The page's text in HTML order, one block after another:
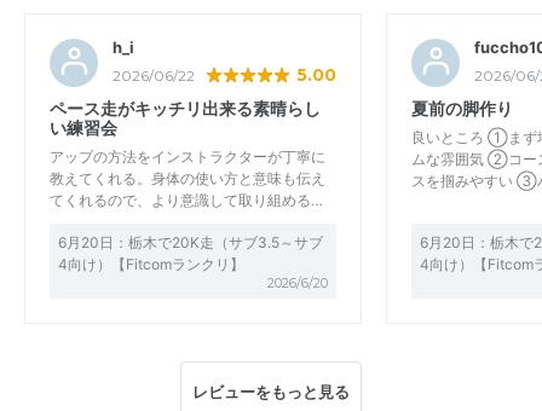
h_i
2026/06/22 5.00
ペース走がキッチリ出来る素晴らし
い練習会
アップの方法をインストラクターが丁寧に
教えてくれる。身体の使い方と意味も伝え
てくれるので、より意識して取り組める…
6月20日：栃木で20K走（サブ3.5～サブ
4向け）【Fitcomランクリ】
2026/6/20
2026/06/
夏前の脚作り
良いところ ①まず
ムな雰囲気 ②コー
スを掴みやすい ③
6月20日：栃木で
4向け）【Fitcom
レビューをもっと見る